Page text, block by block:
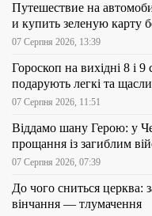
Путешествие на
и купить зеленую карту
07 Серпня 2026, 13:39
Гороскоп на вихідні 8 і 9
подарують легкі та
07 Серпня 2026, 11:51
Віддамо шану Герою: у
прощання із загиблим
07 Серпня 2026, 07:39
До чого сниться церква:
вінчання — тлумачення